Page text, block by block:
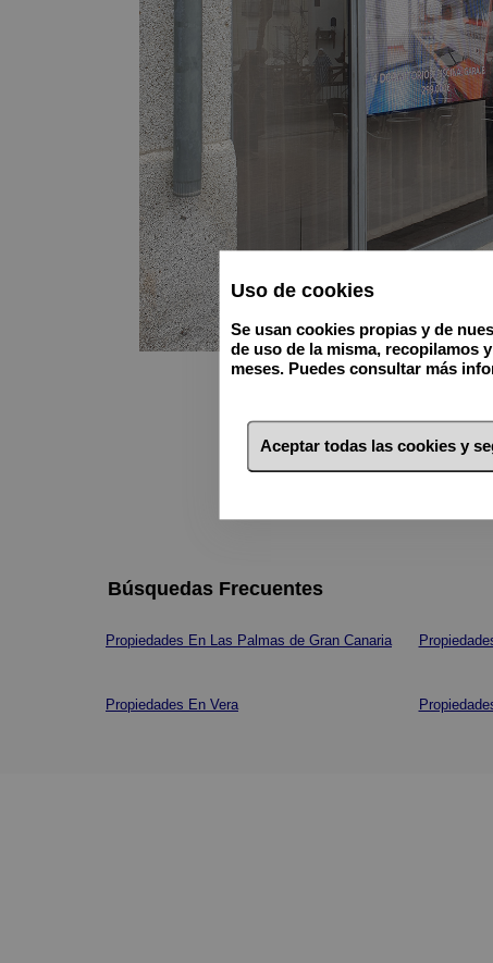
Búsquedas Frecuentes
Propiedades En Las Palmas de Gran Canaria
Propiedades En Vera
Uso de cookies
Se usan cookies propias y de
de uso de la misma, recopilamos
meses. Puedes consultar más
Aceptar todas las cookies y